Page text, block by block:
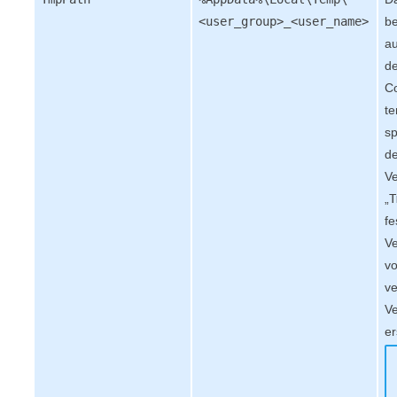
<user_group>_<user_name>
„